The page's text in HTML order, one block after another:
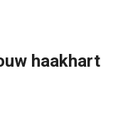
haakhart